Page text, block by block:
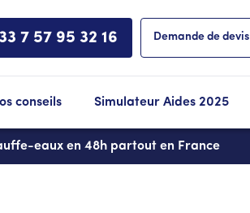
7 57 95 32 16 Demande de devis
conseils Simulateur Aides 2025
eaux en 48h partout en France